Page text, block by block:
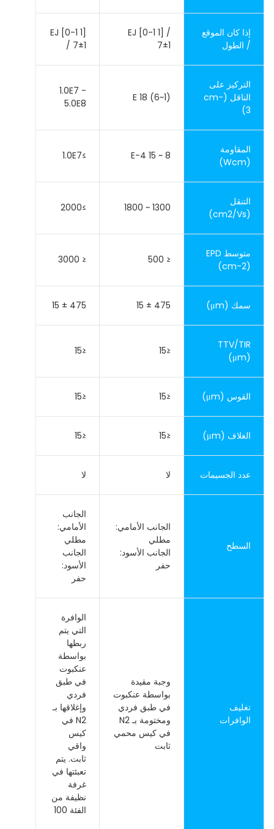
إذا كان الموقع
/ الطول
EJ [0-1 1] /
7±1
EJ [0-1 1]
/ 7±1
التركيز على
الناقل (cm-
3)
(1~6) E 18
1.0E7 -
5.0E8
المقاومة
(Wcm)
8 ~ 15 E-4
≥1.0E7
التنقل
(cm2/Vs)
1300 ~ 1800
≥2000
متوسط EPD
(cm-2)
≤ 500
≤ 3000
سمك (μm) 475 ± 15
475 ± 15
TTV/TIR
(μm)
≤15
≤15
القوس (μm) ≤15
≤15
الغلاف (μm) ≤15
≤15
عدد الجسيمات لا لا
السطح
الجانب الأمامي:
مطلي
الجانب الأسود:
حفر
الجانب
الأمامي:
مطلي
الجانب
الأسود:
حفر
تغليف
الوافرات
وجبة مقيدة
بواسطة عنكبوت
في طبق فردي
ومختومة بـ N2
في كيس محمي
ثابت
الوافرة
التي يتم
ربطها
بواسطة
عنكبوت
في طبق
فردي
وإغلاقها بـ
N2 في
كيس
واقي
ثابت. يتم
تعبئتها في
غرفة
نظيفة من
الفئة 100